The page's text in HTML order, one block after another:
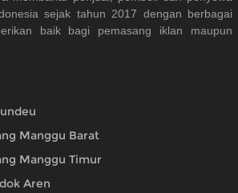
sejak tahun 2017 dengan berbagai
baik bagi pemasang iklan maupun
Manggu Barat
Manggu Timur
Aren